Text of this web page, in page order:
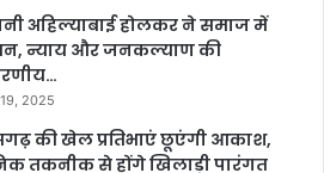
अहिल्याबाई होलकर ने समाज में
न्याय और जनकल्याण की
2025
की खेल प्रतिभाएं छूएंगी आकाश,
तकनीक से होंगे खिलाड़ी पारंगत